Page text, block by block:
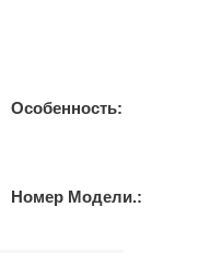
Особенность:
Номер Модели.: